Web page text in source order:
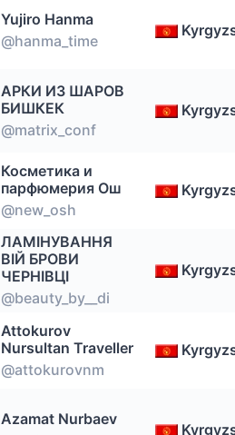
Yujiro Hanma
@hanma_time
АРКИ ИЗ ШАРОВ
БИШКЕК
@matrix_conf
Косметика и
парфюмерия Ош
@new_osh
ЛАМІНУВАННЯ
ВІЙ БРОВИ
ЧЕРНІВЦІ
@beauty_by__di
Attokurov
Nursultan Traveller
@attokurovnm
Azamat Nurbaev